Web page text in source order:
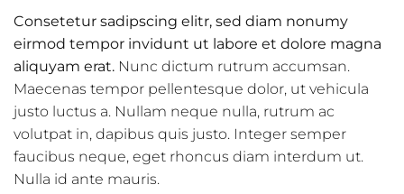
Consetetur sadipscing elitr, sed diam nonumy
eirmod tempor invidunt ut labore et dolore magna
aliquyam erat. Nunc dictum rutrum accumsan.
Maecenas tempor pellentesque dolor, ut vehicula
justo luctus a. Nullam neque nulla, rutrum ac
volutpat in, dapibus quis justo. Integer semper
faucibus neque, eget rhoncus diam interdum ut.
Nulla id ante mauris.